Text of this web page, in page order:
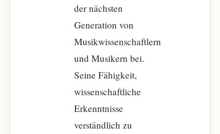
der nächsten
Generation von
Musikwissenschaftlern
und Musikern bei.
Seine Fähigkeit,
wissenschaftliche
Erkenntnisse
verständlich zu